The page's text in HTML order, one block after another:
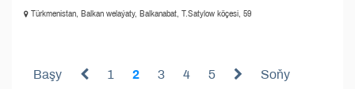
Türkmenistan, Balkan welaýaty, Balkanabat, T.Satylow köçesi, 59
Başy 1 2 3 4 5 Soňy